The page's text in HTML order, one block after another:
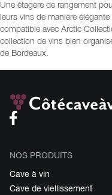
Une étagère de rangement
leurs vins de manière
compatible avec Arctic
collection de vins bien
de Bordeaux.
NOS PRODUITS
Cave à vin
Cave de viellissement